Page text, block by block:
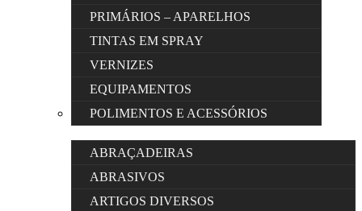
PRIMÁRIOS – APARELHOS
TINTAS EM SPRAY
VERNIZES
EQUIPAMENTOS
POLIMENTOS E ACESSÓRIOS
ABRAÇADEIRAS
ABRASIVOS
ARTIGOS DIVERSOS